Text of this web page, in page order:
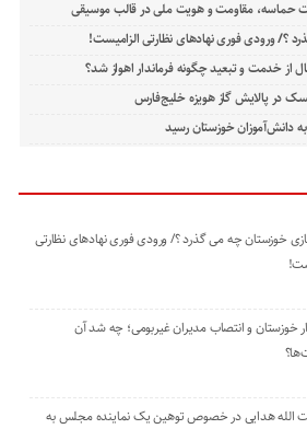
حماسه، مقاومت و هویت ملی در قالب موسیقی
؟/ ورودی فوری نهادهای نظارتی الزامیست!
از خدمت و تبعید چگونه فرماندار اهواز شد؟
در پالایش گاز هویزه خلیج‌فارس
خوزستان چه می گذرد ؟/ ورودی فوری نهادهای نظارتی
خوزستان و انتصاب مدیران غیربومی؛ چه شد آن
الله هدایی در خصوص توهین یک نماینده مجلس به